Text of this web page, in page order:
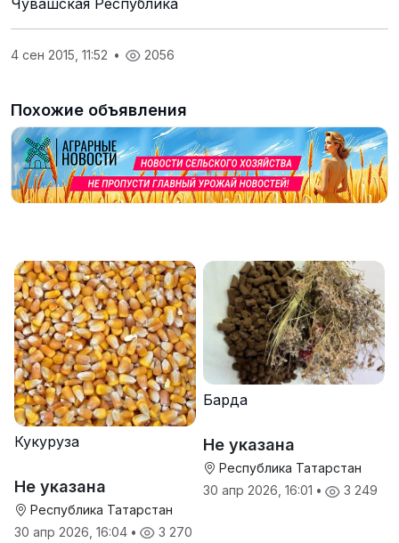
Чувашская Республика
4 сен 2015, 11:52 • 2056
Похожие объявления
Кукуруза
Не указана
Республика Татарстан
30 апр 2026, 16:04 • 3 270
Барда
Не указана
Республика Татарстан
30 апр 2026, 16:01 • 3 249